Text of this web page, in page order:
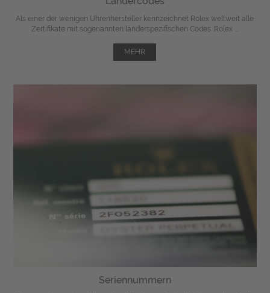
Als einer der wenigen Uhrenhersteller kennzeichnet Rolex weltweit alle
Zertifikate mit sogenannten länderspezifischen Codes. Rolex ...
MEHR
Seriennummern